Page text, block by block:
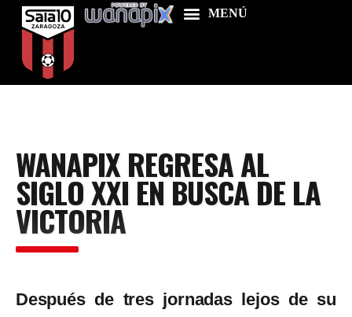
Food & Drink
Features
News
Contacts
WANAPIX REGRESA AL
SIGLO XXI EN BUSCA DE LA
VICTORIA
Después de tres jornadas lejos de su